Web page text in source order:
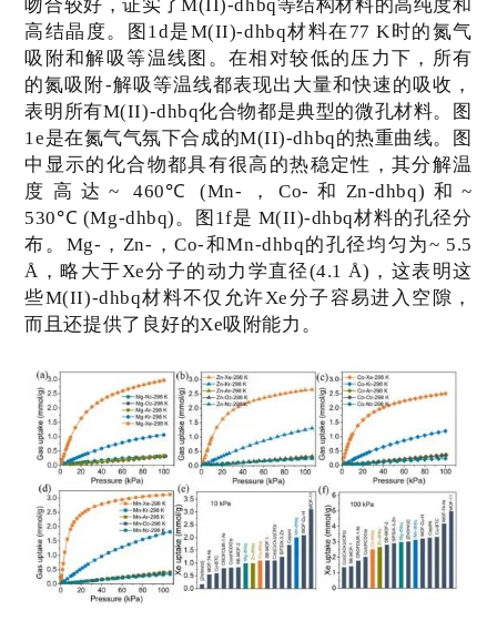
吻合较好，证实了M(II)-dhbq等结构材料的高纯度和
高结晶度。图 1d是M(II)-dhbq材料在 77 K时的氮气
吸附和解吸等温线图。在相对较低的压力下，所有
的氮吸附-解吸等温线都表现出大量和快速的吸收，
表明所有M(II)-dhbq化合物都是典型的微孔材料。图
1e是在氮气气氛下合成的M(II)-dhbq的热重曲线。图
中显示的化合物都具有很高的热稳定性，其分解温
度高达~ 460°C (Mn- ，Co- 和 Zn-dhbq) 和~
530°C (Mg-dhbq)。图 1f是 M(II)-dhbq材料的孔径分
布。 Mg- ， Zn- ，Co-和Mn-dhbq的孔径均匀为~ 5.5
Å ，略大于Xe分子的动力学直径(4.1 Å) ，这表明这
些M(II)-dhbq材料不仅允许Xe分子容易进入空隙，
而且还提供了良好的Xe吸附能力。